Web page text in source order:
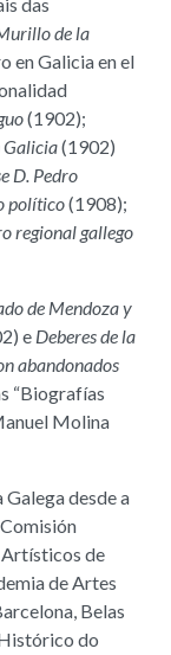
de la
en Galicia en el
(1902);
Galicia(1902)
D. Pedro
político(1908);
regional gallego
de Mendoza y
e Deberes de la
abandonados
“Biografías
Molina
desde a
de
de Artes
Belas
do